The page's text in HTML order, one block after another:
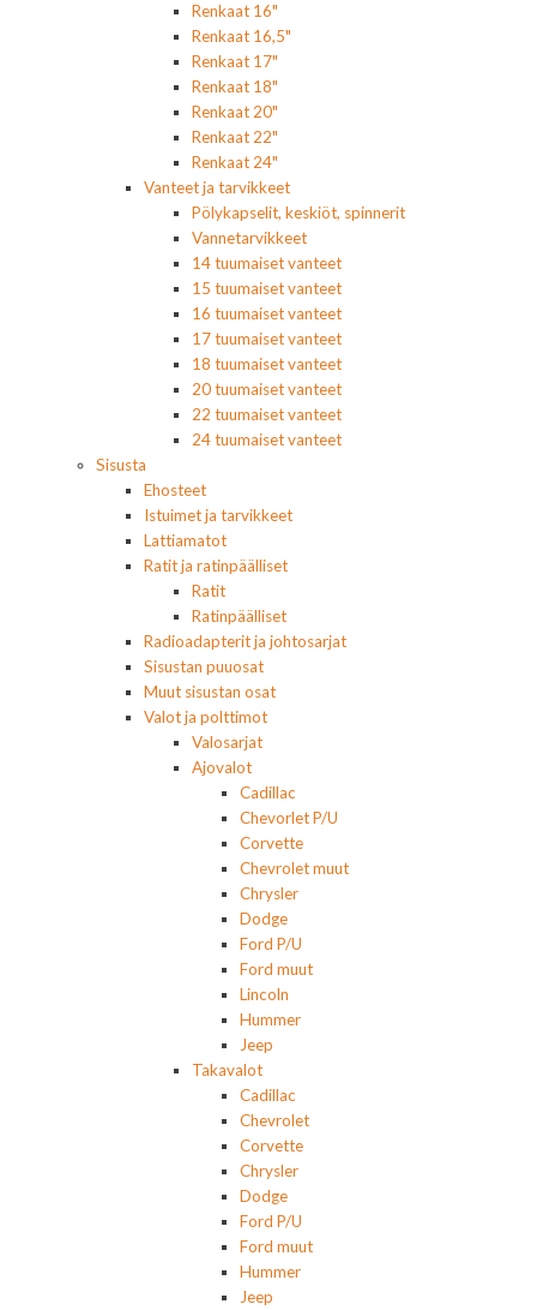
Renkaat 16"
Renkaat 16,5"
Renkaat 17"
Renkaat 18"
Renkaat 20"
Renkaat 22"
Renkaat 24"
Vanteet ja tarvikkeet
Pölykapselit, keskiöt, spinnerit
Vannetarvikkeet
14 tuumaiset vanteet
15 tuumaiset vanteet
16 tuumaiset vanteet
17 tuumaiset vanteet
18 tuumaiset vanteet
20 tuumaiset vanteet
22 tuumaiset vanteet
24 tuumaiset vanteet
Sisusta
Ehosteet
Istuimet ja tarvikkeet
Lattiamatot
Ratit ja ratinpäälliset
Ratit
Ratinpäälliset
Radioadapterit ja johtosarjat
Sisustan puuosat
Muut sisustan osat
Valot ja polttimot
Valosarjat
Ajovalot
Cadillac
Chevorlet P/U
Corvette
Chevrolet muut
Chrysler
Dodge
Ford P/U
Ford muut
Lincoln
Hummer
Jeep
Takavalot
Cadillac
Chevrolet
Corvette
Chrysler
Dodge
Ford P/U
Ford muut
Hummer
Jeep